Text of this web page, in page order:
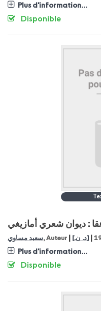
Plus d'information...
Disponible
: ديوان شعري أمازيغي
سعيد مساوي, Auteur [.د. ن]
Plus d'information...
Disponible